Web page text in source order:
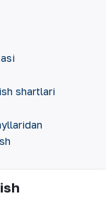
shartlari